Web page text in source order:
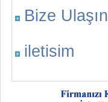
Bize Ulaşın
iletisim